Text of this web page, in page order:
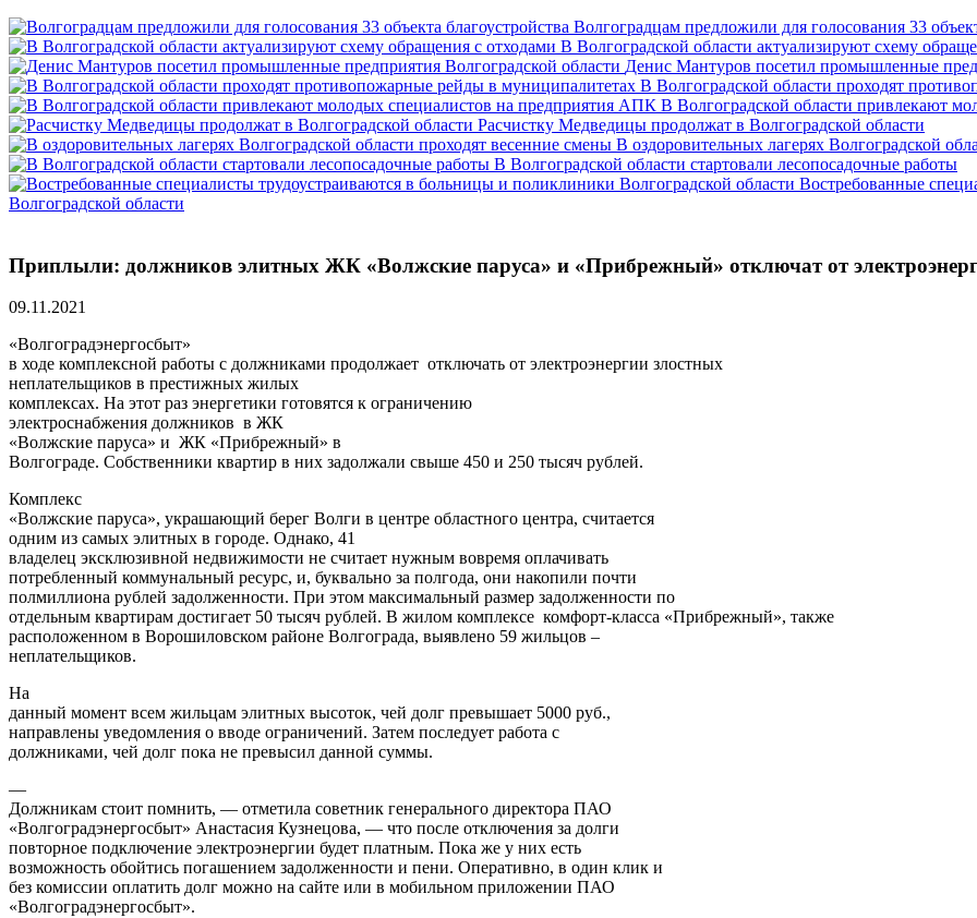
Волгоградцам предложили для голосования 33
В Волгоградской области актуализируют схему
Денис Мантуров посетил промышленные
В Волгоградской области проходят
В Волгоградской области привлекают
Расчистку Медведицы продолжат в Волгоградской области
В оздоровительных лагерях Волгоградской
В Волгоградской области стартовали лесопосадочные работы
Востребованные
Волгоградской области
Приплыли: должников элитных ЖК «Волжские паруса» и «Прибрежный» отключат от
09.11.2021
«Волгоградэнергосбыт»
в ходе комплексной работы с должниками продолжает отключать от электроэнергии злостных
неплательщиков в престижных жилых
комплексах. На этот раз энергетики готовятся к ограничению
электроснабжения должников в ЖК
«Волжские паруса» и ЖК «Прибрежный» в
Волгограде. Собственники квартир в них задолжали свыше 450 и 250 тысяч рублей.
Комплекс
«Волжские паруса», украшающий берег Волги в центре областного центра, считается
одним из самых элитных в городе. Однако, 41
владелец эксклюзивной недвижимости не считает нужным вовремя оплачивать
потребленный коммунальный ресурс, и, буквально за полгода, они накопили почти
полмиллиона рублей задолженности. При этом максимальный размер задолженности по
отдельным квартирам достигает 50 тысяч рублей. В жилом комплексе комфорт-класса «Прибрежный», также
расположенном в Ворошиловском районе Волгограда, выявлено 59 жильцов –
неплательщиков.
На
данный момент всем жильцам элитных высоток, чей долг превышает 5000 руб.,
направлены уведомления о вводе ограничений. Затем последует работа с
должниками, чей долг пока не превысил данной суммы.
—
Должникам стоит помнить, — отметила советник генерального директора ПАО
«Волгоградэнергосбыт» Анастасия Кузнецова, — что после отключения за долги
повторное подключение электроэнергии будет платным. Пока же у них есть
возможность обойтись погашением задолженности и пени. Оперативно, в один клик и
без комиссии оплатить долг можно на сайте или в мобильном приложении ПАО
«Волгоградэнергосбыт».